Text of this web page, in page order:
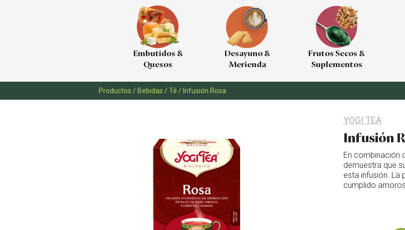
Embutidos &
Quesos
Desayuno &
Merienda
Frutos Secos &
Suplementos
Productos /Bebidas /Té /Infusión Rosa
YOGI TEA
Infusión
En combinación
demuestra que
esta infusión. La
cumplido